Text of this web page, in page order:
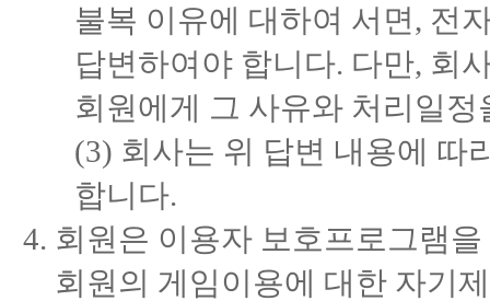
불복 이유에 대하여 서면, 전
답변하여야 합니다. 다만, 회
회원에게 그 사유와 처리일정
(3) 회사는 위 답변 내용에 따
합니다.
회원은 이용자 보호프로그램
회원의 게임이용에 대한 자기